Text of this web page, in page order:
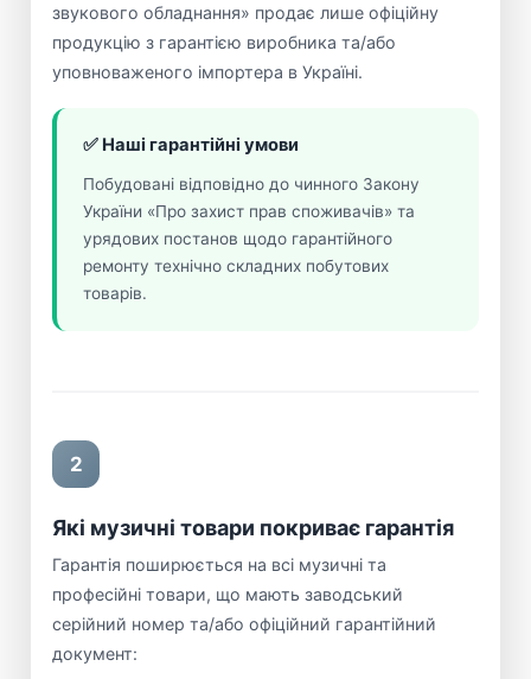
звукового обладнання» продає лише офіційну
продукцію з гарантією виробника та/або
уповноваженого імпортера в Україні.
✅ Наші гарантійні умови
Побудовані відповідно до чинного Закону
України «Про захист прав споживачів» та
урядових постанов щодо гарантійного
ремонту технічно складних побутових
товарів.
2
Які музичні товари покриває гарантія
Гарантія поширюється на всі музичні та
професійні товари, що мають заводський
серійний номер та/або офіційний гарантійний
документ: